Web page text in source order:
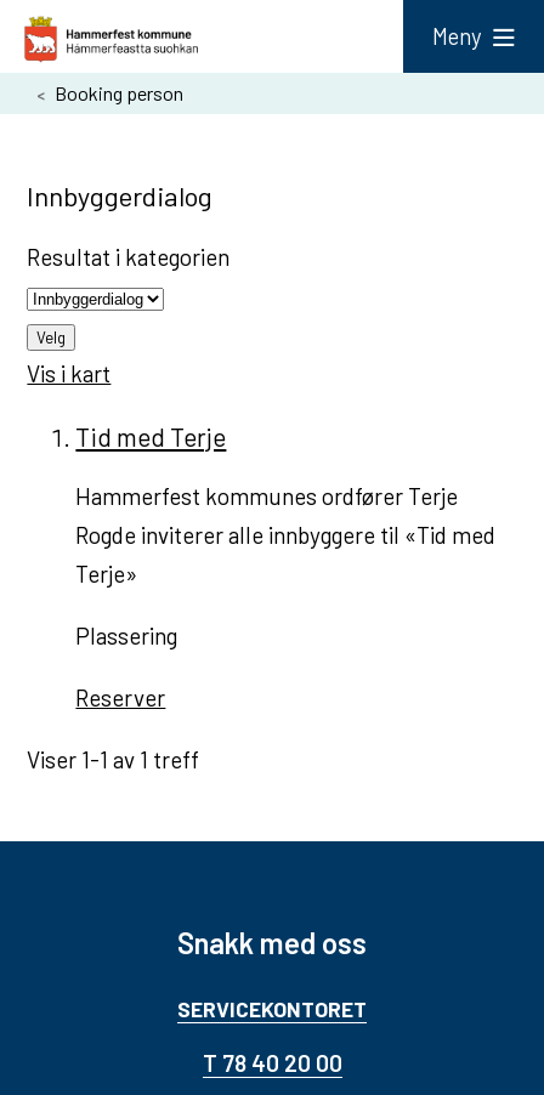
H
a
m
e
f
e
s
t
Meny
Du Booking person
Innbyggerdialog
Resultat i kategorien
Velg
Vis i kart
Tid med Terje
Hammerfest kommunes ordfører Terje
Rogde inviterer alle innbyggere til «Tid med
Terje»
Plassering
ReserverT
d
Viser 1-1 av 1 treff
Snakk med oss
SERVICEKONTORET
T 78 40 20 00